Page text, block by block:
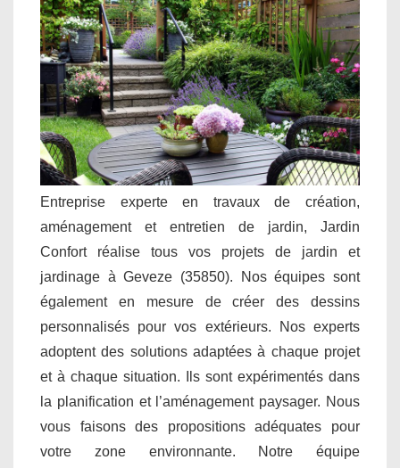
Entreprise experte en travaux de création,
aménagement et entretien de jardin, Jardin
Confort réalise tous vos projets de jardin et
jardinage à Geveze (35850). Nos équipes sont
également en mesure de créer des dessins
personnalisés pour vos extérieurs. Nos experts
adoptent des solutions adaptées à chaque projet
et à chaque situation. Ils sont expérimentés dans
la planification et l’aménagement paysager. Nous
vous faisons des propositions adéquates pour
votre zone environnante. Notre équipe